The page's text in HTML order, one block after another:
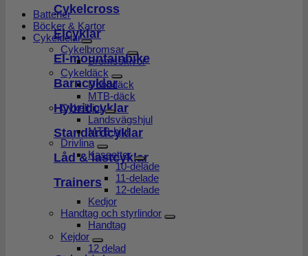
Cykelcross
Elcyklar
El-mountainbike
Barncyklar
Hybridcyklar
Standardcyklar
Låd & lastcyklar
Trainers
Batterier
Böcker & Kartor
Cykeldelar
Cykelbromsar
Bromsskivor
Cykeldäck
Dubbdäck
MTB-däck
Cykelhjul
Landsvägshjul
MTB-hjul
Drivlina
Kassetter
10-delade
11-delade
12-delade
Kedjor
Handtag och styrlindor
Handtag
Kejdor
12 delad